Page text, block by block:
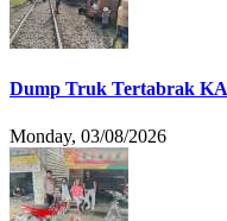
Dump Truk Tertabrak
Monday, 03/08/2026